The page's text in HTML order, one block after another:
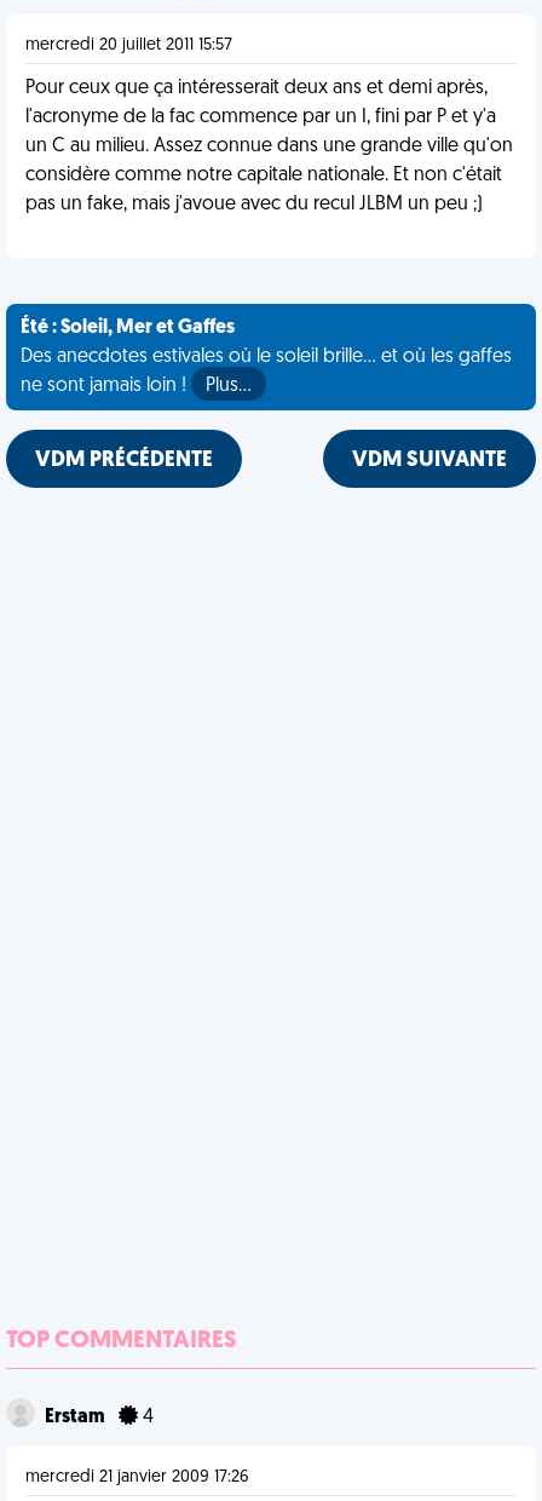
mercredi 20 juillet 2011 15:57
Pour ceux que ça intéresserait deux ans et demi après,
l'acronyme de la fac commence par un I, fini par P et y'a
un C au milieu. Assez connue dans une grande ville qu'on
considère comme notre capitale nationale. Et non c'était
pas un fake, mais j'avoue avec du recul JLBM un peu ;)
Été : Soleil, Mer et Gaffes
Des anecdotes estivales où le soleil brille... et où les gaffes
ne sont jamais loin !
Plus…
VDM PRÉCÉDENTE VDM SUIVANTE
TOP COMMENTAIRES
Erstam 4
mercredi 21 janvier 2009 17:26